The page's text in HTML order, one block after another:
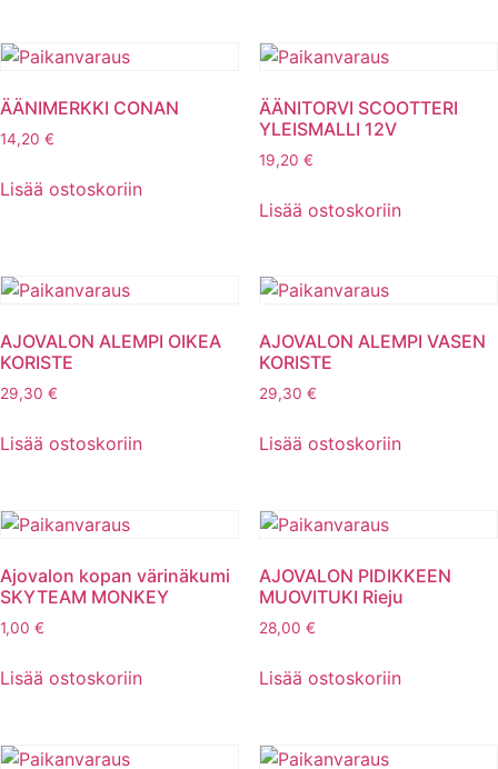
ÄÄNIMERKKI CONAN
14,20 €
Lisää ostoskoriin
ÄÄNITORVI SCOOTTERI
YLEISMALLI 12V
19,20 €
Lisää ostoskoriin
AJOVALON ALEMPI OIKEA
KORISTE
29,30 €
Lisää ostoskoriin
AJOVALON ALEMPI VASEN
KORISTE
29,30 €
Lisää ostoskoriin
Ajovalon kopan värinäkumi
SKYTEAM MONKEY
1,00 €
Lisää ostoskoriin
AJOVALON PIDIKKEEN
MUOVITUKI Rieju
28,00 €
Lisää ostoskoriin